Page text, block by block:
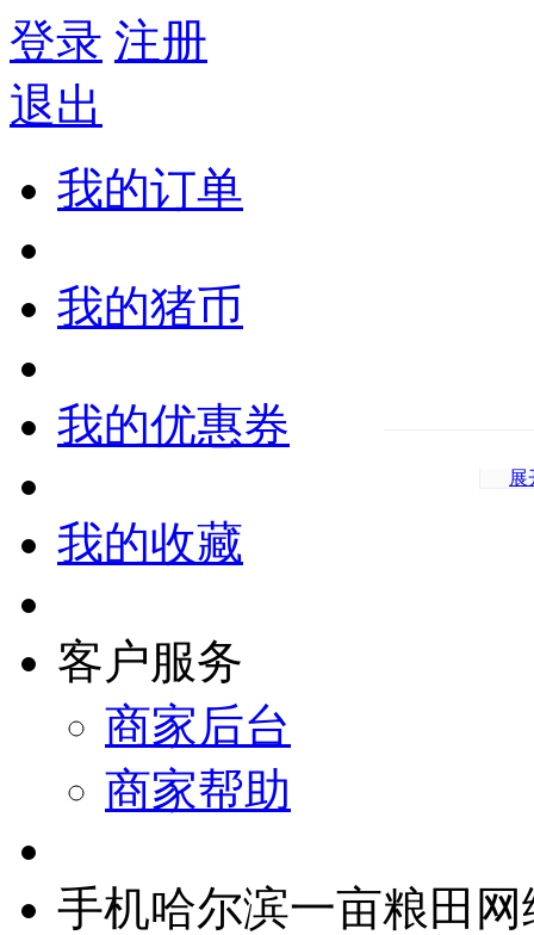
登录 注册
退出
我的订单
我的猪币
我的优惠券
我的收藏
客户服务
商家后台
商家帮助
手机哈尔滨一亩粮田
展